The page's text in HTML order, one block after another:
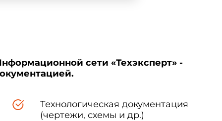
сети «Техэксперт» -
Технологическая документация
(чертежи, схемы и др.)